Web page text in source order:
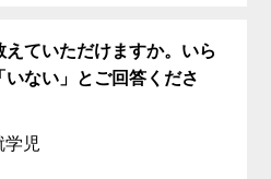
ていただけますか。いら
いない」とご回答くださ
学児